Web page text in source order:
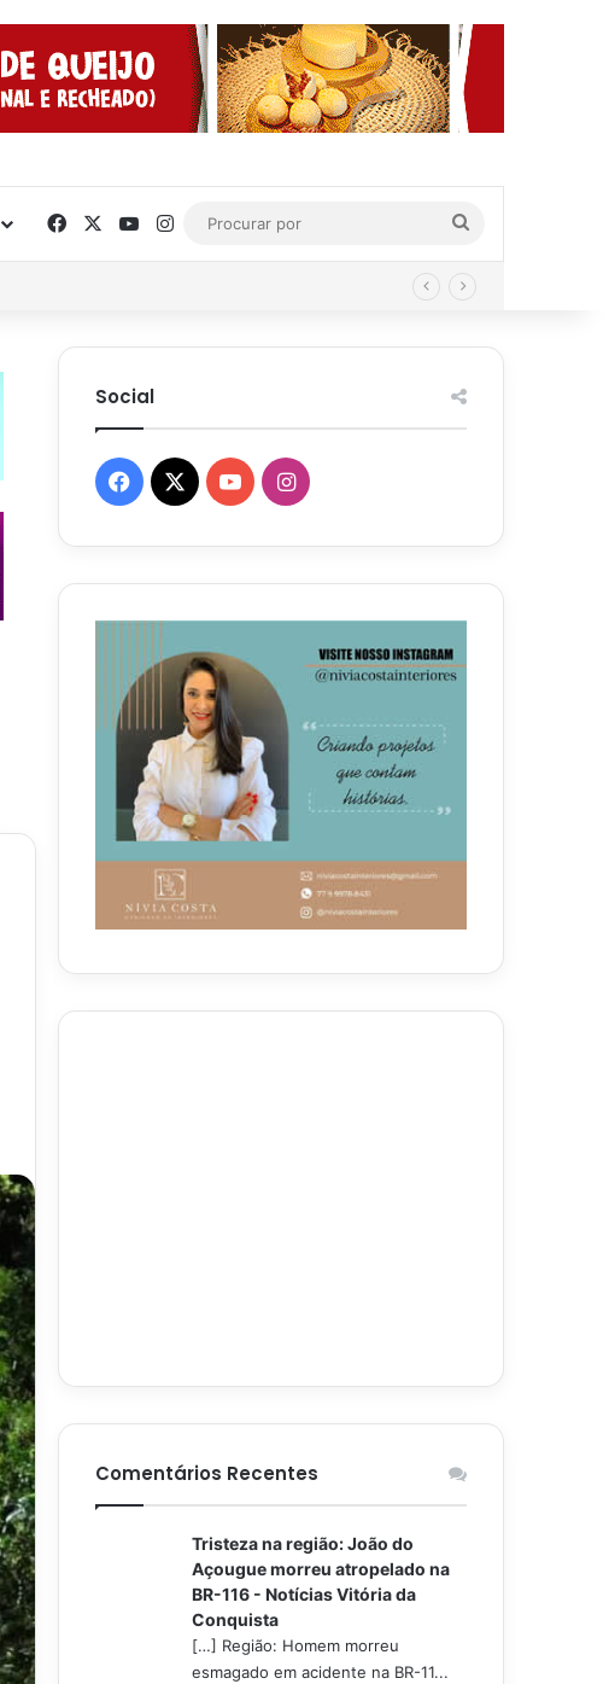
FacebookYouTube
Instagram
por
Social
Facebook
X YouTubeInstagram
Comentários Recentes
Tristeza na região: João do
Açougue morreu atropelado na
BR-116 - Notícias Vitória da
Conquista
[…] Região: Homem morreu
esmagado em acidente na BR-11...